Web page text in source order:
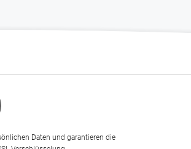
Daten und garantieren die